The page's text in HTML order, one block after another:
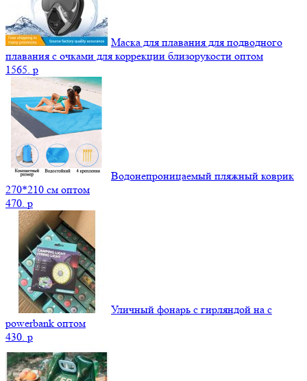
Маска для плавания для подводного
плавания с очками для коррекции близорукости оптом
1565. p
Водонепроницаемый пляжный коврик
270*210 см оптом
470. p
Уличный фонарь с гирляндой на с
powerbank оптом
430. p